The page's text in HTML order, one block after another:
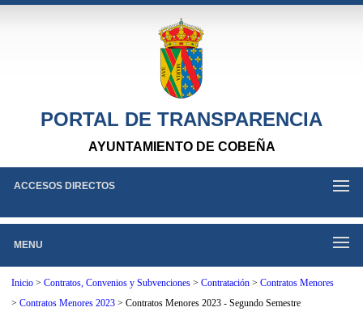
PORTAL DE TRANSPARENCIA
AYUNTAMIENTO DE COBEÑA
ACCESOS DIRECTOS
MENU
Inicio >Contratos, Convenios y Subvenciones >Contratación >Contratos Menores
>Contratos Menores 2023 >Contratos Menores 2023 - Segundo Semestre